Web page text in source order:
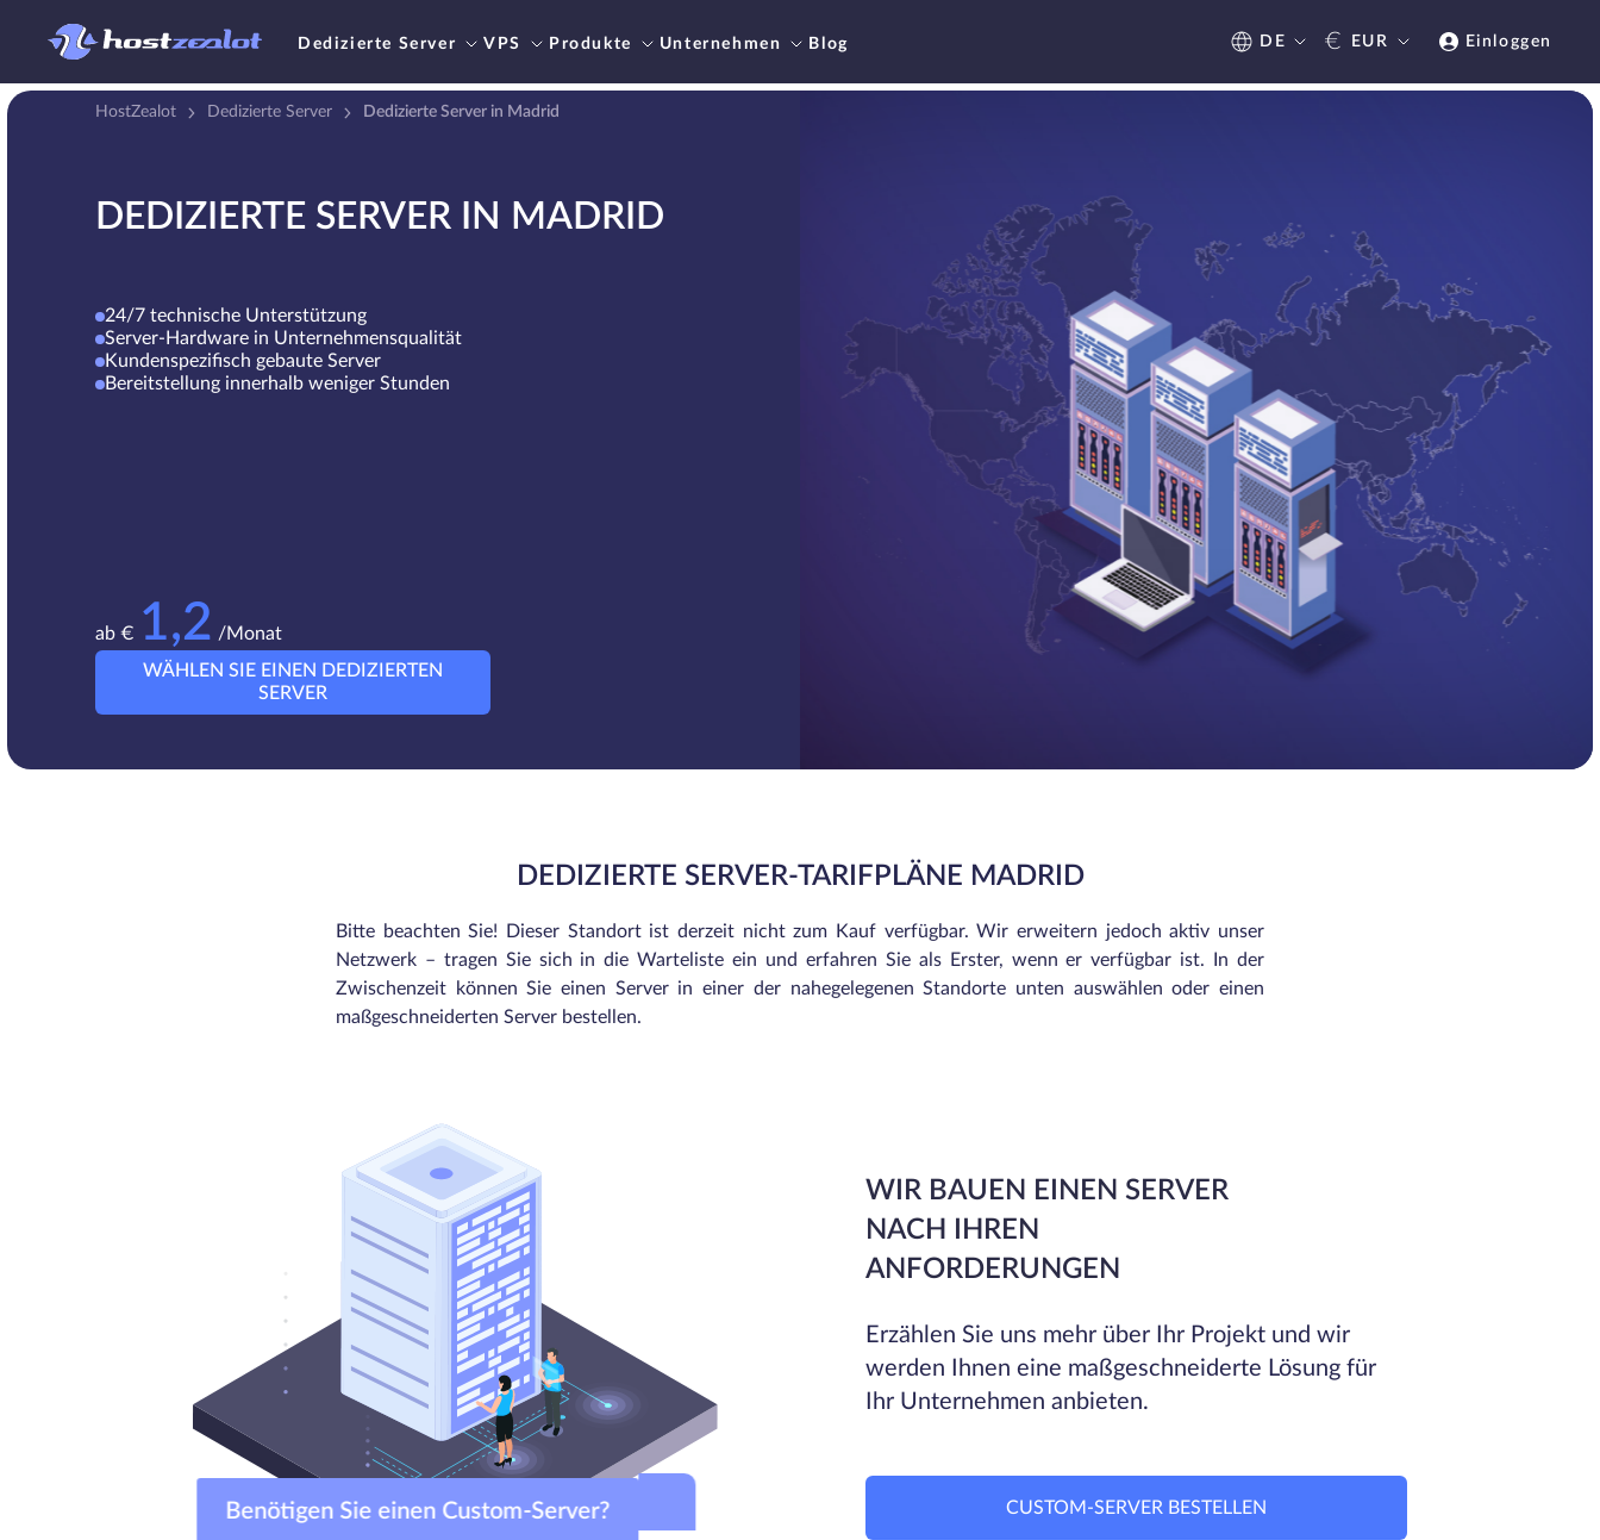
Dedizierte Server VPS Produkte Unternehmen Blog DE € EUR Einloggen
HostZealot Dedizierte Server Dedizierte Server in Madrid
DEDIZIERTE SERVER IN MADRID
24/7 technische Unterstützung
Server-Hardware in Unternehmensqualität
Kundenspezifisch gebaute Server
Bereitstellung innerhalb weniger Stunden
ab € 1,2 /Monat
WÄHLEN SIE EINEN DEDIZIERTEN
SERVER
DEDIZIERTE SERVER-TARIFPLÄNE MADRID
Bitte beachten Sie! Dieser Standort ist derzeit nicht zum Kauf verfügbar. Wir erweitern jedoch aktiv unser
Netzwerk – tragen Sie sich in die Warteliste ein und erfahren Sie als Erster, wenn er verfügbar ist. In der
Zwischenzeit können Sie einen Server in einer der nahegelegenen Standorte unten auswählen oder einen
maßgeschneiderten Server bestellen.
Benötigen Sie einen Custom-Server?
WIR BAUEN EINEN SERVER
NACH IHREN
ANFORDERUNGEN
Erzählen Sie uns mehr über Ihr Projekt und wir
werden Ihnen eine maßgeschneiderte Lösung für
Ihr Unternehmen anbieten.
CUSTOM-SERVER BESTELLEN